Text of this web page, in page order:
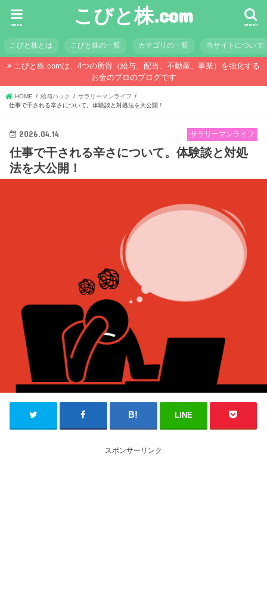
こびと株.com search
menu
こびと株とは こびと株の一覧 カテゴリの一覧 当サイトについて
こびと株.comは、4つの所得（給与、配当、不動産、事業）を強化する
お金のプロのブログです
HOME 給与ハック
サラリーマンライフ
仕事で干される辛さについて。体験談と対処法を大公開！
サラリーマンライフ
2026.04.14
仕事で干される辛さについて。体験談と対処
法を大公開！
LINE
スポンサーリンク